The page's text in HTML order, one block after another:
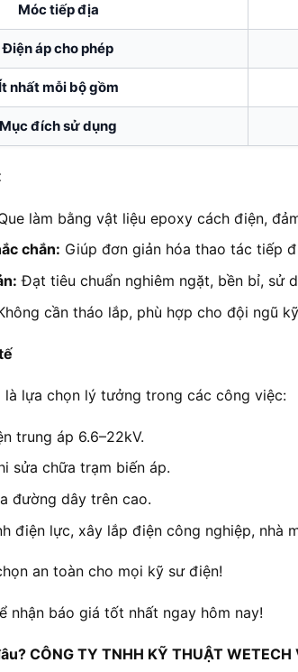
Móc tiếp địa
Điện áp cho phép
Ít nhất mỗi bộ gồm
Mục đích sử dụng
làm bằng vật liệu epoxy cách điện,
chắn: Giúp đơn giản hóa thao tác tiếp
Đạt tiêu chuẩn nghiêm ngặt, bền bỉ, sử
cần tháo lắp, phù hợp cho đội ngũ
là lựa chọn lý tưởng trong các công việc:
trung áp 6.6–22kV.
sửa chữa trạm biến áp.
đường dây trên cao.
điện lực, xây lắp điện công nghiệp, nhà
an toàn cho mọi kỹ sư điện!
nhận báo giá tốt nhất ngay hôm nay!
CÔNG TY TNHH KỸ THUẬT